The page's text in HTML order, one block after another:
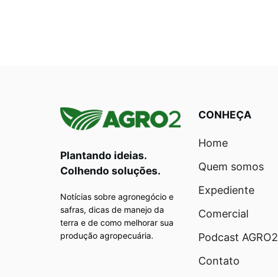
Plantando ideias.
Colhendo soluções.
Notícias sobre agronegócio e
safras, dicas de manejo da
terra e de como melhorar sua
produção agropecuária.
CONHEÇA
Home
Quem somos
Expediente
Comercial
Podcast AGRO2
Contato